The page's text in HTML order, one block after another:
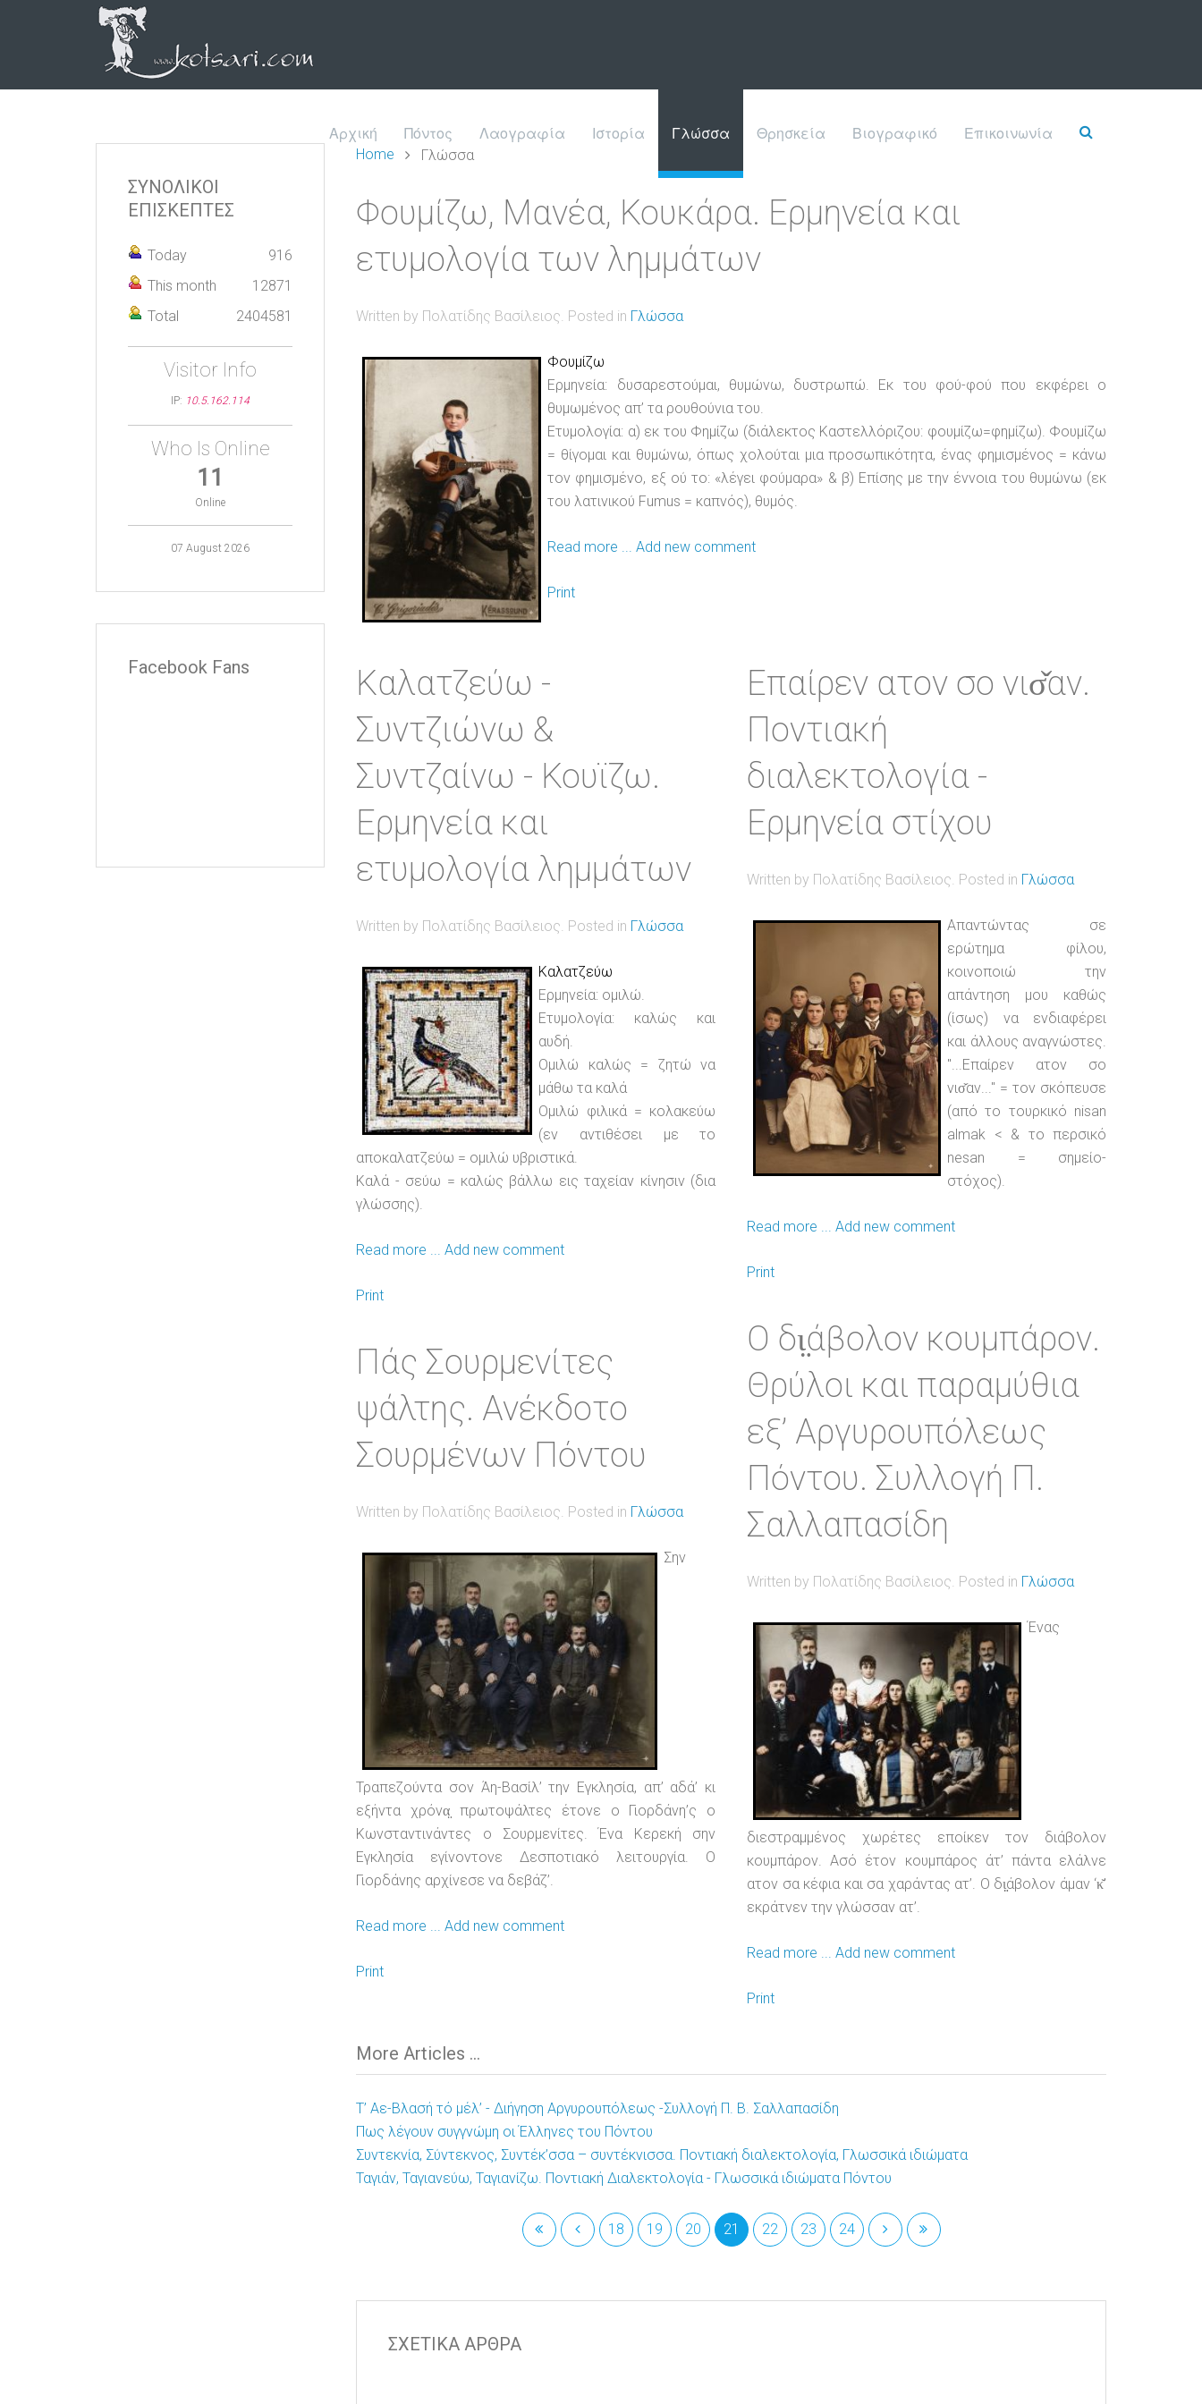
Αρχική Πόντος Λαογραφία Ιστορία Γλώσσα Θρησκεία Βιογραφικό Επικοινωνία
Home Γλώσσα
Φουμίζω, Μανέα, Κουκάρα. Ερμηνεία και
ετυμολογία των λημμάτων
Written by Πολατίδης Βασίλειος. Posted in Γλώσσα
Φουμίζω
Ερμηνεία: δυσαρεστούμαι, θυμώνω, δυστρωπώ. Εκ του φού-φού που εκφέρει ο
θυμωμένος απ’ τα ρουθούνια του.
Ετυμολογία: α) εκ του Φημίζω (διάλεκτος Καστελλόριζου: φουμίζω=φημίζω). Φουμίζω
= θίγομαι και θυμώνω, όπως χολούται μια προσωπικότητα, ένας φημισμένος = κάνω
τον φημισμένο, εξ ού το: «λέγει φούμαρα» & β) Επίσης με την έννοια του θυμώνω (εκ
του λατινικού Fumus = καπνός), θυμός.
Read more ... Add new comment
Print
Καλατζεύω -
Συντζιώνω &
Συντζαίνω - Κουϊζω.
Ερμηνεία και
ετυμολογία λημμάτων
Written by Πολατίδης Βασίλειος. Posted in Γλώσσα
Καλατζεύω
Ερμηνεία: ομιλώ.
Ετυμολογία: καλώς και
αυδή.
Ομιλώ καλώς = ζητώ να
μάθω τα καλά
Ομιλώ φιλικά = κολακεύω
(εν αντιθέσει με το
αποκαλατζεύω = ομιλώ υβριστικά.
Καλά - σεύω = καλώς βάλλω εις ταχείαν κίνησιν (δια
γλώσσης).
Read more ... Add new comment
Print
Πάς Σουρμενίτες
ψάλτης. Ανέκδοτο
Σουρμένων Πόντου
Written by Πολατίδης Βασίλειος. Posted in Γλώσσα
Σην
Τραπεζούντα σον Άη-Βασίλ’ την Εγκλησία, απ’ αδά’ κι
εξήντα χρόνα̤ πρωτοψάλτες έτονε ο Γιορδάνη’ς ο
Κωνσταντινάντες ο Σουρμενίτες. Ένα Κερεκή σην
Εγκλησία εγίνοντονε Δεσποτιακό λειτουργία. Ο
Γιορδάνης αρχίνεσε να δεβάζ’.
Read more ... Add new comment
Print
Επαίρεν ατον σο νισ̌αν.
Ποντιακή
διαλεκτολογία -
Ερμηνεία στίχου
Written by Πολατίδης Βασίλειος. Posted in Γλώσσα
Απαντώντας σε
ερώτημα φίλου,
κοινοποιώ την
απάντηση μου καθώς
(ίσως) να ενδιαφέρει
και άλλους αναγνώστες.
"...Επαίρεν ατον σο
νισ̌αν..." = τον σκόπευσε
(από το τουρκικό nisan
almak < & το περσικό
nesan = σημείο-
στόχος).
Read more ... Add new comment
Print
Ο δι̤άβολον κουμπάρον.
Θρύλοι και παραμύθια
εξ’ Αργυρουπόλεως
Πόντου. Συλλογή Π.
Σαλλαπασίδη
Written by Πολατίδης Βασίλειος. Posted in Γλώσσα
Ένας
διεστραμμένος χωρέτες εποίκεν τον διάβολον
κουμπάρον. Ασό έτον κουμπάρος άτ’ πάντα ελάλνε
ατον σα κέφια και σα χαράντας ατ’. Ο δι̤̤άβολον άμαν ‘κ̆’
εκράτνεν την γλώσσαν ατ’.
Read more ... Add new comment
Print
More Articles ...
Τ’ Αε-Βλασή τό μέλ’ - Διήγηση Αργυρουπόλεως -Συλλογή Π. Β. Σαλλαπασίδη
Πως λέγουν συγγνώμη οι Έλληνες του Πόντου
Συντεκνία, Σύντεκνος, Συντέκ’σσα – συντέκνισσα. Ποντιακή διαλεκτολογία, Γλωσσικά ιδιώματα
Ταγιάν, Ταγιανεύω, Ταγιανίζω. Ποντιακή Διαλεκτολογία - Γλωσσικά ιδιώματα Πόντου
18 19 20 21 22 23 24
ΣΧΕΤΙΚΑ ΑΡΘΡΑ
ΣΥΝΟΛΙΚΟΙ
ΕΠΙΣΚΕΠΤΕΣ
Today
916
This month
12871
Total
2404581
Visitor Info
IP: 10.5.162.114
Who Is Online
11
Online
07 August 2026
Facebook Fans